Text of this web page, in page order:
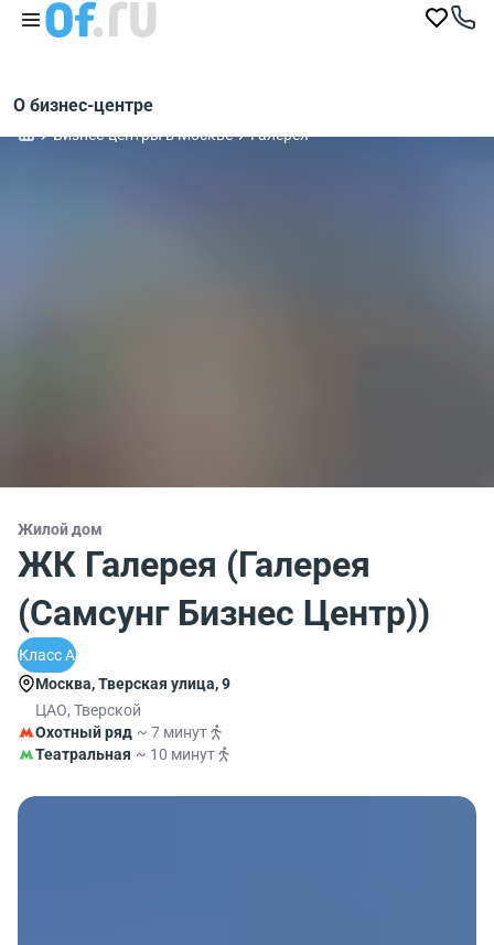
О бизнес-центре
Бизнес-центры в Москве Галерея
Жилой дом
ЖК Галерея (Галерея
(Самсунг Бизнес Центр))
Класс A
Москва, Тверская улица, 9
ЦАО, Тверской
Охотный ряд ~ 7 минут
Театральная ~ 10 минут